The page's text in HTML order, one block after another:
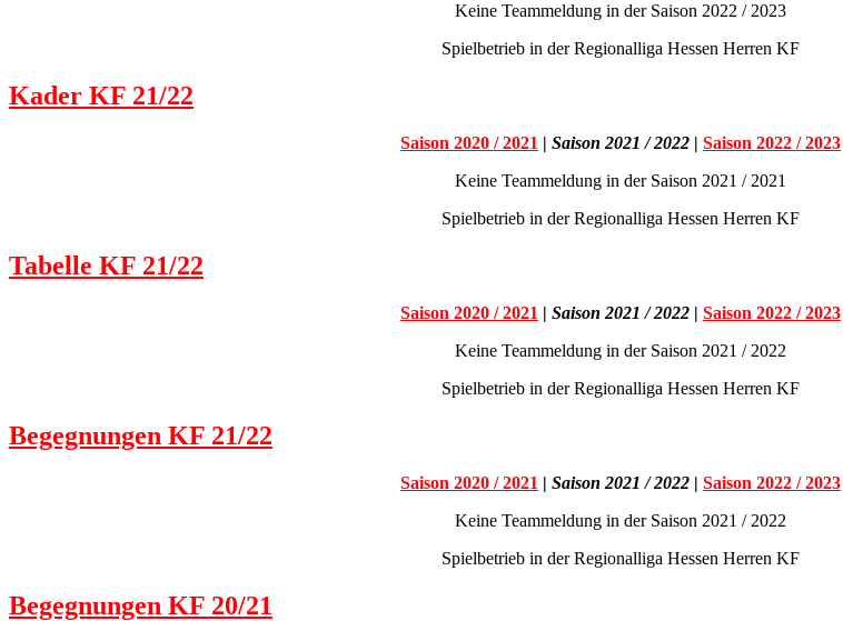
Keine Teammeldung in der Saison 2022 / 2023
Spielbetrieb in der Regionalliga Hessen Herren KF
Kader KF 21/22
Saison 2020 / 2021 | Saison 2021 / 2022 | Saison 2022 / 2023
Keine Teammeldung in der Saison 2021 / 2021
Spielbetrieb in der Regionalliga Hessen Herren KF
Tabelle KF 21/22
Saison 2020 / 2021 | Saison 2021 / 2022 | Saison 2022 / 2023
Keine Teammeldung in der Saison 2021 / 2022
Spielbetrieb in der Regionalliga Hessen Herren KF
Begegnungen KF 21/22
Saison 2020 / 2021 | Saison 2021 / 2022 | Saison 2022 / 2023
Keine Teammeldung in der Saison 2021 / 2022
Spielbetrieb in der Regionalliga Hessen Herren KF
Begegnungen KF 20/21